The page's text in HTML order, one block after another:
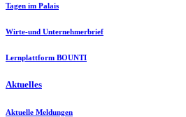
Tagen im Palais
Wirte-und Unternehmerbrief
Lernplattform BOUNTI
Aktuelles
Aktuelle Meldungen